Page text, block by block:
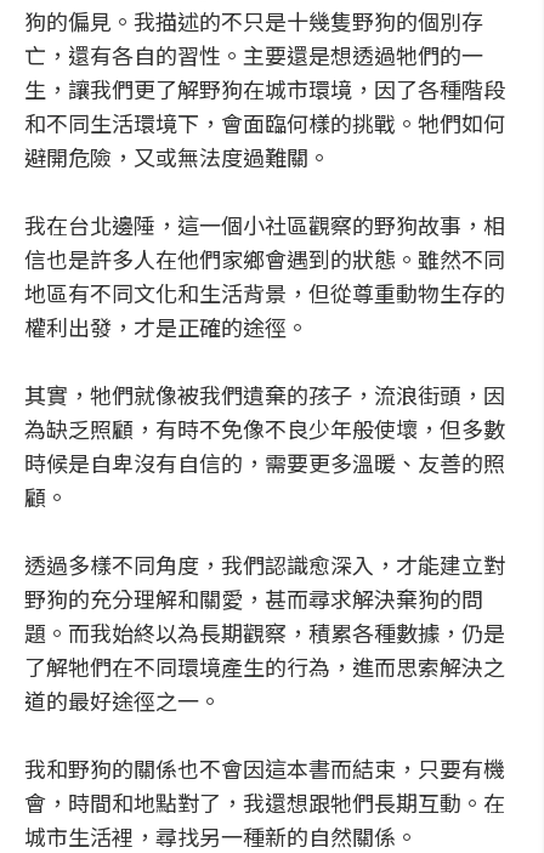
狗的偏見。我描述的不只是十幾隻野狗的個別存
亡，還有各自的習性。主要還是想透過牠們的一
生，讓我們更了解野狗在城市環境，因了各種階段
和不同生活環境下，會面臨何樣的挑戰。牠們如何
避開危險，又或無法度過難關。
我在台北邊陲，這一個小社區觀察的野狗故事，相
信也是許多人在他們家鄉會遇到的狀態。雖然不同
地區有不同文化和生活背景，但從尊重動物生存的
權利出發，才是正確的途徑。
其實，牠們就像被我們遺棄的孩子，流浪街頭，因
為缺乏照顧，有時不免像不良少年般使壞，但多數
時候是自卑沒有自信的，需要更多溫暖、友善的照
顧。
透過多樣不同角度，我們認識愈深入，才能建立對
野狗的充分理解和關愛，甚而尋求解決棄狗的問
題。而我始終以為長期觀察，積累各種數據，仍是
了解牠們在不同環境產生的行為，進而思索解決之
道的最好途徑之一。
我和野狗的關係也不會因這本書而結束，只要有機
會，時間和地點對了，我還想跟牠們長期互動。在
城市生活裡，尋找另一種新的自然關係。